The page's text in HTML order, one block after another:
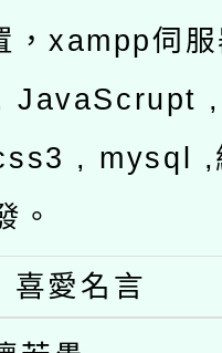
，xampp伺
JavaScrupt
, mysql ,
。
喜愛名言